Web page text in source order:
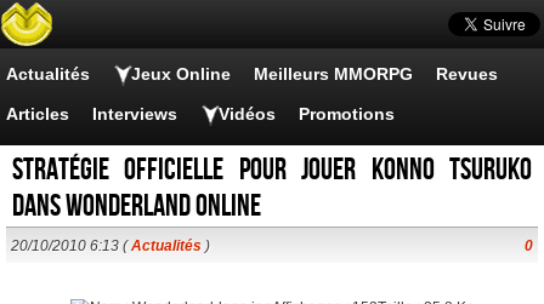
Actualités Jeux Online Meilleurs MMORPG Revues
Articles Interviews Vidéos Promotions
Stratégie officielle pour jouer Konno Tsuruko
dans Wonderland Online
20/10/2010 6:13 (Actualités ) 0